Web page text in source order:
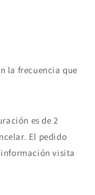
la frecuencia que
es de 2
El pedido
visita